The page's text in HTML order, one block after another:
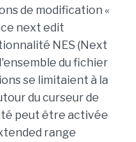
de modification «
next edit
NES (Next
du fichier
se limitaient à la
du curseur de
peut être activée
range